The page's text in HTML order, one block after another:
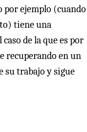
por ejemplo (cuando
tiene una
de la que es por
recuperando en un
su trabajo y sigue